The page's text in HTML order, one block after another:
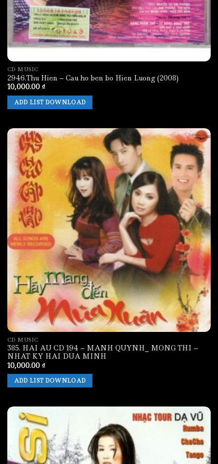
CD MUSIC
2946.Thu Hien – Cau ho ben bo Hien Luong (2008)
10,000.00 ₫
ADD LIST DOWNLOAD
CD MUSIC
385. HAI AU CD 194 – MANH QUYNH_ MONG THI –
NHAT KY HAI DUA MINH
10,000.00 ₫
ADD LIST DOWNLOAD